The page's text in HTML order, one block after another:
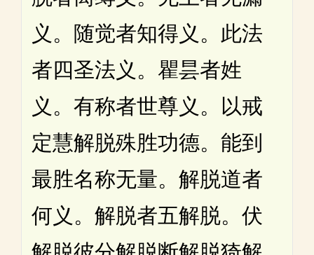
义。随觉者知得义。此法
者四圣法义。瞿昙者姓
义。有称者世尊义。以戒
定慧解脱殊胜功德。能到
最胜名称无量。解脱道者
何义。解脱者五解脱。伏